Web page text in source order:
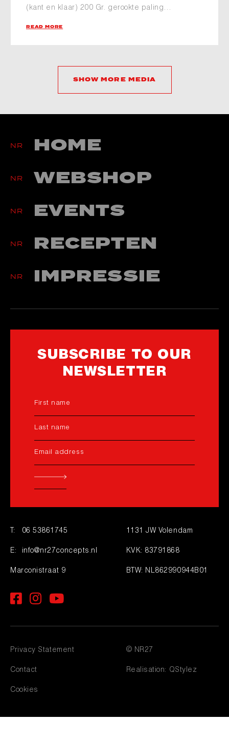
(kant en klaar) 200 Gr. gerookte paling…
READ MORE
SHOW MORE MEDIA
NR HOME
NR WEBSHOP
NR EVENTS
NR RECEPTEN
NR IMPRESSIE
SUBSCRIBE TO OUR
NEWSLETTER
T: 06 53861745
E: info@nr27concepts.nl
Marconistraat 9
1131 JW Volendam
KVK: 83791868
BTW: NL862990944B01
Privacy Statement
Contact
Cookies
© NR27
Realisation: QStylez